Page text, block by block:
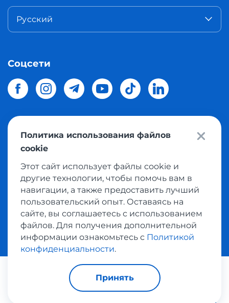
Русский
Соцсети
© 2026 Meest Shoppingдоставка покупок с интернет
магазинов мира в Украину.
Политика конфиденциальности
Публичная оферта
Условия пользования сервисом выкупа товаров
Платежные системы:
Политика использования файлов
cookie
Этот сайт использует файлы cookie и
другие технологии, чтобы помочь вам в
навигации, а также предоставить лучший
пользовательский опыт. Оставаясь на
сайте, вы соглашаетесь с использованием
файлов. Для получения дополнительной
информации ознакомьтесь с Политикой
конфиденциальности.
Принять